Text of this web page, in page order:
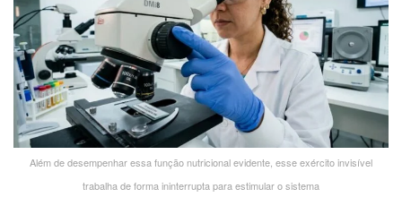
Além de desempenhar essa função nutricional evidente, esse exército invisível
trabalha de forma ininterrupta para estimular o sistema